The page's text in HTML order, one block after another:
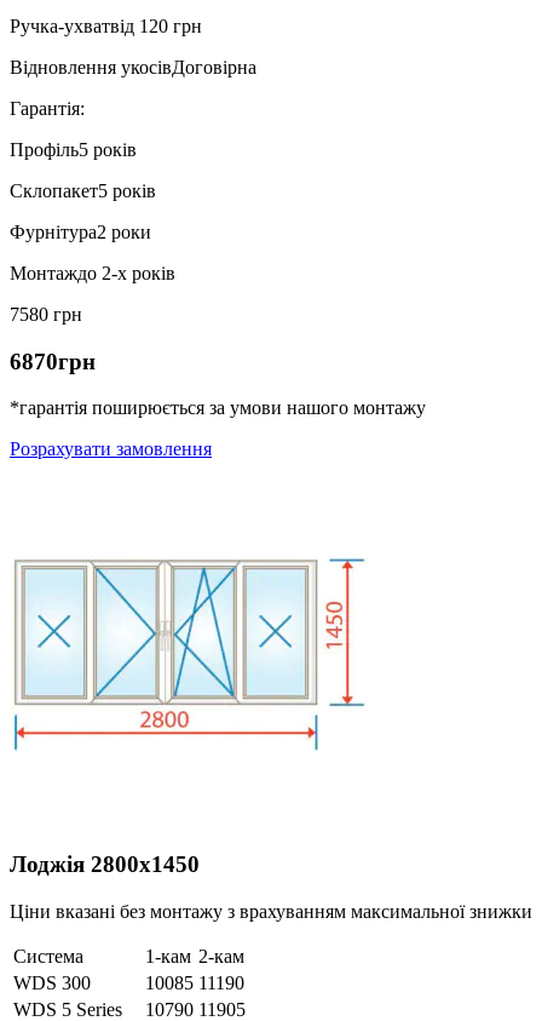
Ручка-ухватвід 120 грн
Відновлення укосівДоговірна
Гарантія:
Профіль5 років
Склопакет5 років
Фурнітура2 роки
Монтаждо 2-х років
7580 грн
6870грн
*гарантія поширюється за умови нашого монтажу
Розрахувати замовлення
Лоджія 2800х1450
Ціни вказані без монтажу з врахуванням максимальної знижки
Система 1-кам 2-кам
WDS 300
10085 11190
WDS 5 Series
10790 11905